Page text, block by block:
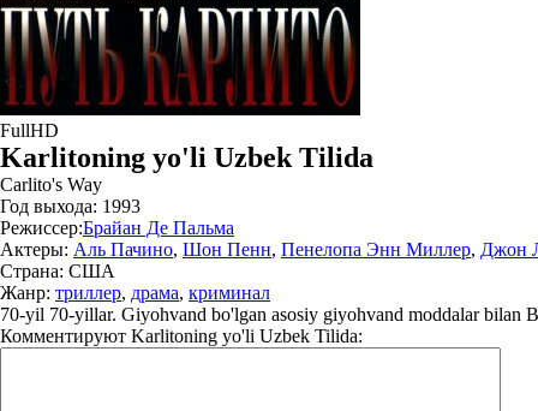
FullHD
Karlitoning yo'li Uzbek Tilida
Carlito's Way
Год выхода: 1993
Режиссер:Брайан Де Пальма
Актеры: Аль Пачино, Шон Пенн, Пенелопа Энн Миллер, Джон
Страна: США
Жанр: триллер, драма, криминал
70-yil 70-yillar. Giyohvand bo'lgan asosiy giyohvand moddalar bilan
Комментируют Karlitoning yo'li Uzbek Tilida: